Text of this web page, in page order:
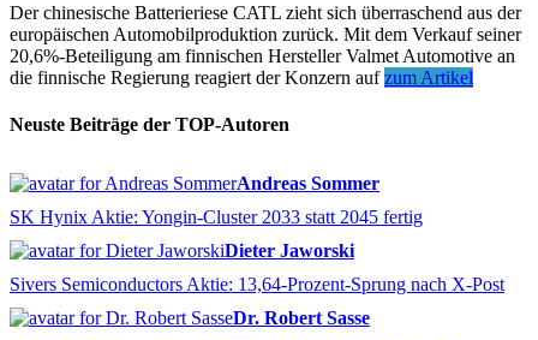
Der chinesische Batterieriese CATL zieht sich überraschend aus der
europäischen Automobilproduktion zurück. Mit dem Verkauf seiner
20,6%-Beteiligung am finnischen Hersteller Valmet Automotive an
die finnische Regierung reagiert der Konzern aufzum Artikel
Neuste Beiträge der TOP-Autoren
Andreas Sommer
SK Hynix Aktie: Yongin-Cluster 2033 statt 2045 fertig
Dieter Jaworski
Sivers Semiconductors Aktie: 13,64-Prozent-Sprung nach X-Post
Dr. Robert Sasse